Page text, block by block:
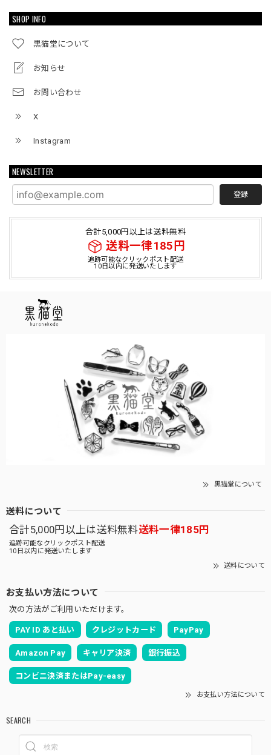
SHOP INFO
黒猫堂について
お知らせ
お問い合わせ
X
Instagram
NEWSLETTER
登録
合計5,000円以上は送料無料
送料一律185円
追跡可能なクリックポスト配送
10日以内に発送いたします
黒猫堂について
送料について
合計5,000円以上は送料無料送料一律185円
追跡可能なクリックポスト配送
10日以内に発送いたします
送料について
お支払い方法について
次の方法がご利用いただけます。
PAY ID あと払い クレジットカード PayPay
Amazon Pay キャリア決済 銀行振込
コンビニ決済またはPay-easy
お支払い方法について
SEARCH